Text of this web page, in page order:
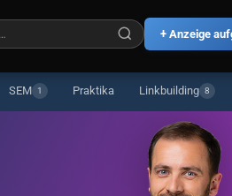
+ Anzeige
SEM 1 Praktika Linkbuilding 8